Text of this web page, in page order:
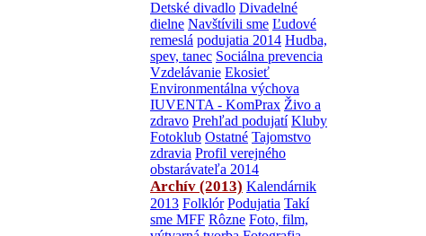
Detské divadlo Divadelné
dielne Navštívili sme Ľudové
remeslá podujatia 2014 Hudba,
spev, tanec Sociálna prevencia
Vzdelávanie Ekosieť
Environmentálna výchova
IUVENTA - KomPrax Živo a
zdravo Prehľad podujatí Kluby
Fotoklub Ostatné Tajomstvo
zdravia Profil verejného
obstarávateľa 2014
Archív (2013) Kalendárnik
2013 Folklór Podujatia Takí
sme MFF Rôzne Foto, film,